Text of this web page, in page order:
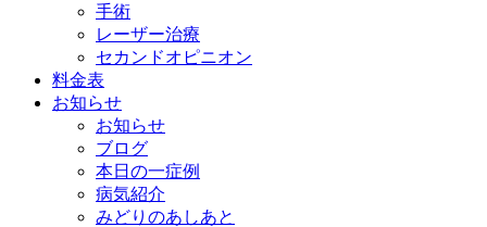
手術
レーザー治療
セカンドオピニオン
料金表
お知らせ
お知らせ
ブログ
本日の一症例
病気紹介
みどりのあしあと